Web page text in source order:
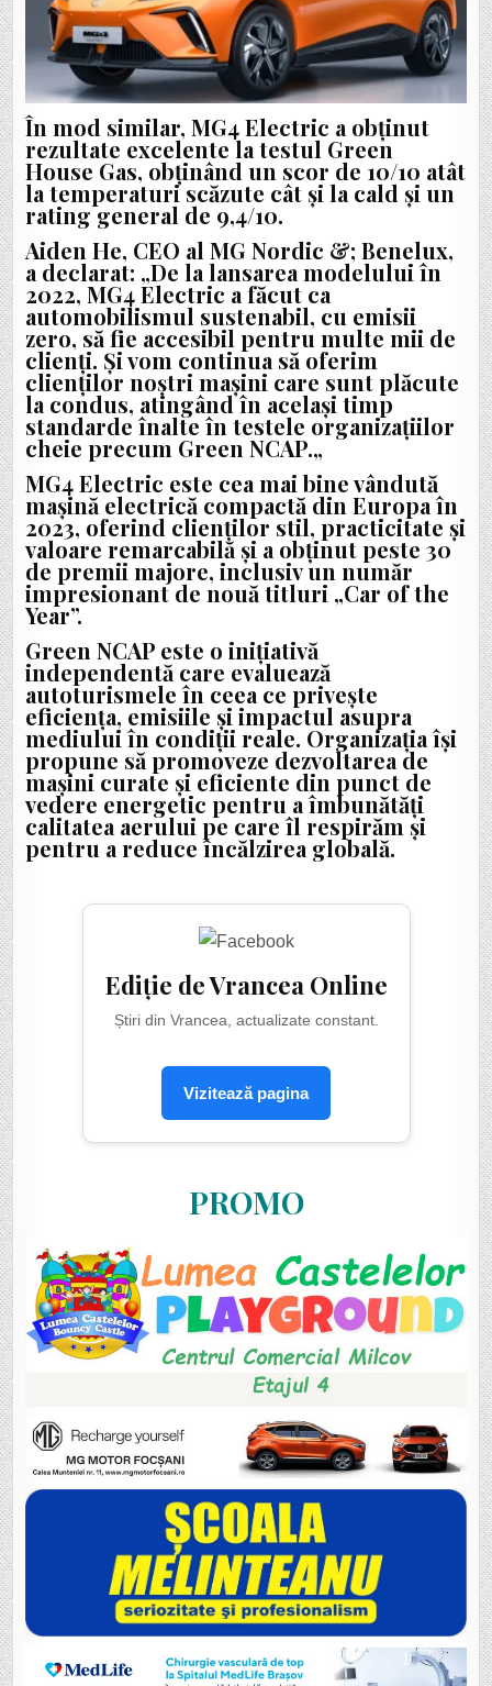
În mod similar, MG4 Electric a obținut
rezultate excelente la testul Green
House Gas, obținând un scor de 10/10 atât
la temperaturi scăzute cât și la cald și un
rating general de 9,4/10.
Aiden He, CEO al MG Nordic &; Benelux,
a declarat: „De la lansarea modelului în
2022, MG4 Electric a făcut ca
automobilismul sustenabil, cu emisii
zero, să fie accesibil pentru multe mii de
clienți. Și vom continua să oferim
clienților noștri mașini care sunt plăcute
la condus, atingând în același timp
standarde înalte în testele organizațiilor
cheie precum Green NCAP.„
MG4 Electric este cea mai bine vândută
mașină electrică compactă din Europa în
2023, oferind clienților stil, practicitate și
valoare remarcabilă și a obținut peste 30
de premii majore, inclusiv un număr
impresionant de nouă titluri „Car of the
Year”.
Green NCAP este o inițiativă
independentă care evaluează
autoturismele în ceea ce privește
eficiența, emisiile și impactul asupra
mediului în condiții reale. Organizația își
propune să promoveze dezvoltarea de
mașini curate și eficiente din punct de
vedere energetic pentru a îmbunătăți
calitatea aerului pe care îl respirăm și
pentru a reduce încălzirea globală.
Ediție de Vrancea Online
Știri din Vrancea, actualizate constant.
Vizitează pagina
PROMO